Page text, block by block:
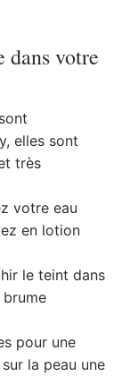
dans votre
elles sont
très
votre eau
en lotion
le teint dans
pour une
la peau une